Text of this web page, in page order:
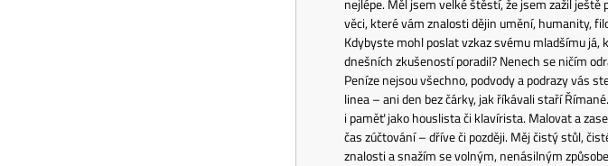
věci, které vám znalosti dějin umění, humanity,
Kdybyste mohl poslat vzkaz svému mladšímu
dnešních zkušeností poradil? Nenech se ničím
Peníze nejsou všechno, podvody a podrazy vás
linea – ani den bez čárky, jak říkávali staří
i paměť jako houslista či klavírista. Malovat a
čas zúčtování – dříve či později. Měj čistý stůl,
znalosti a snažím se volným, nenásilným